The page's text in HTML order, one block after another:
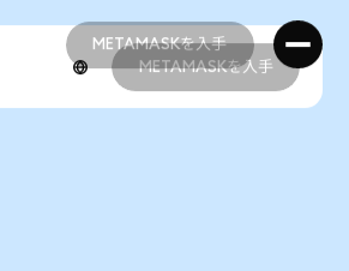
METAMASKを入手
METAMASKを入手
METAMASKを入手